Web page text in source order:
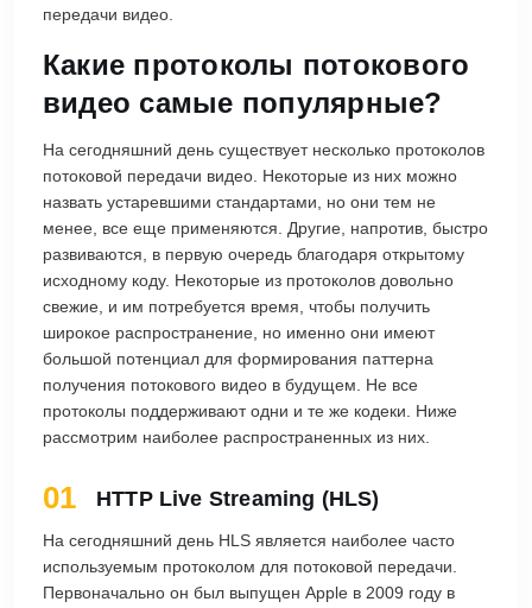
передачи видео.
Какие протоколы потокового
видео самые популярные?
На сегодняшний день существует несколько протоколов
потоковой передачи видео. Некоторые из них можно
назвать устаревшими стандартами, но они тем не
менее, все еще применяются. Другие, напротив, быстро
развиваются, в первую очередь благодаря открытому
исходному коду. Некоторые из протоколов довольно
свежие, и им потребуется время, чтобы получить
широкое распространение, но именно они имеют
большой потенциал для формирования паттерна
получения потокового видео в будущем. Не все
протоколы поддерживают одни и те же кодеки. Ниже
рассмотрим наиболее распространенных из них.
01 HTTP Live Streaming (HLS)
На сегодняшний день HLS является наиболее часто
используемым протоколом для потоковой передачи.
Первоначально он был выпущен Apple в 2009 году в